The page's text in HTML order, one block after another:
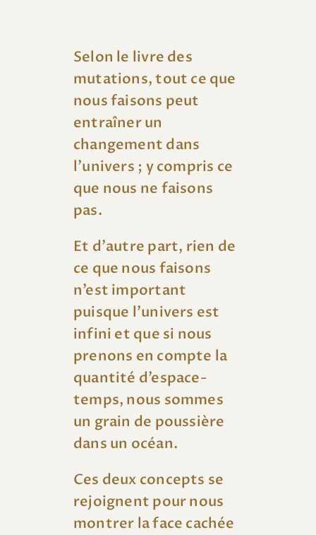
Selon le livre des
mutations, tout ce que
nous faisons peut
entraîner un
changement dans
l’univers ; y compris ce
que nous ne faisons
pas.
Et d’autre part, rien de
ce que nous faisons
n’est important
puisque l’univers est
infini et que si nous
prenons en compte la
quantité d’espace-
temps, nous sommes
un grain de poussière
dans un océan.
Ces deux concepts se
rejoignent pour nous
montrer la face cachée